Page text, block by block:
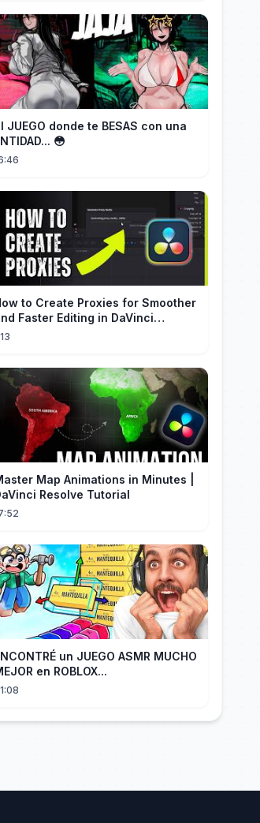
JUEGO donde te BESAS con una
😳
to Create Proxies for Smoother
Faster Editing in DaVinci
Map Animations in Minutes |
Resolve Tutorial
un JUEGO ASMR MUCHO
en ROBLOX...